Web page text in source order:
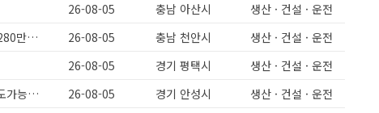
26-08-05 충남 아산시
생산 · 건설 · 운전
[천안성환] 돈가스 식품회사 주간고정,야간고정 5일근무 보건증필수 월 280만원이상 26-08-05 충남 천안시
생산 · 건설 · 운전
26-08-05 경기 평택시
생산 · 건설 · 운전
과일주스제조/주간고정/주급가능/과일세척/배합파트/유류비지원/초보도가능해요 26-08-05 경기 안성시
생산 · 건설 · 운전